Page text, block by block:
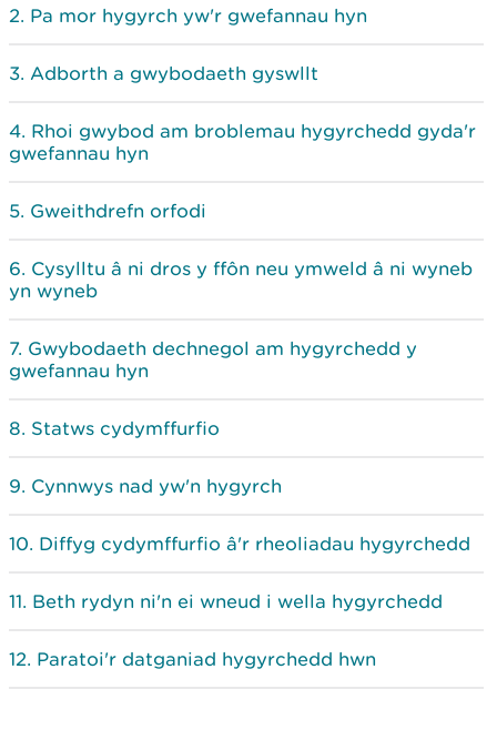
Pa mor hygyrch yw'r gwefannau hyn
Adborth a gwybodaeth gyswllt
Rhoi gwybod am broblemau hygyrchedd gyda'r
gwefannau hyn
Gweithdrefn orfodi
Cysylltu â ni dros y ffôn neu ymweld â ni wyneb
yn wyneb
Gwybodaeth dechnegol am hygyrchedd y
gwefannau hyn
Statws cydymffurfio
Cynnwys nad yw'n hygyrch
Diffyg cydymffurfio â'r rheoliadau hygyrchedd
Beth rydyn ni'n ei wneud i wella hygyrchedd
Paratoi'r datganiad hygyrchedd hwn